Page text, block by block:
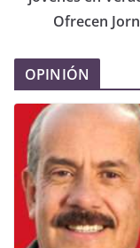
Ofrecen
OPINIÓN